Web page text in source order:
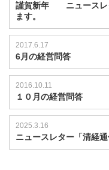
謹賀新年 ニュースレ
ます。
2017.6.17
6月の経営問答
2016.10.11
１０月の経営問答
2025.3.16
ニュースレター「清経